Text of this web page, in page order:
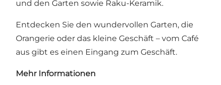
und den Garten sowie Raku-Keramik.
Entdecken Sie den wundervollen Garten, die
Orangerie oder das kleine Geschäft – vom Café
aus gibt es einen Eingang zum Geschäft.
Mehr Informationen